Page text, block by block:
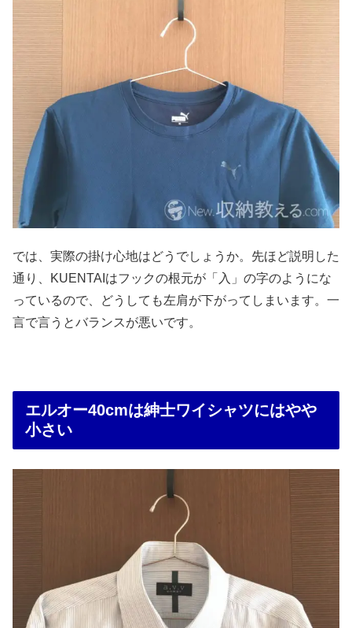
では、実際の掛け心地はどうでしょうか。先ほど説明した
通り、KUENTAIはフックの根元が「入」の字のようにな
っているので、どうしても左肩が下がってしまいます。一
言で言うとバランスが悪いです。
エルオー40cmは紳士ワイシャツにはやや
小さい